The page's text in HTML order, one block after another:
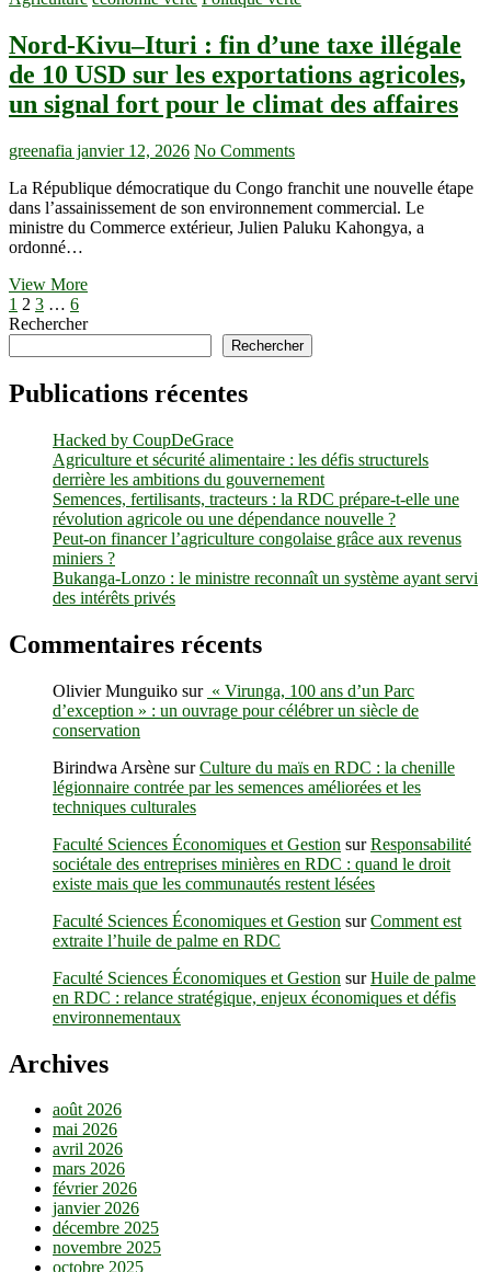
en
RDC
:
alerte
scientifique
une
culture
vitale
pour
l’Afrique
Nord-Kivu–Ituri : fin d’une taxe illégale
de 10 USD sur les exportations agricoles,
un signal fort pour le climat des affaires
greenafia janvier 12, 2026 No Comments
La République démocratique du Congo franchit une nouvelle étape
dans l’assainissement de son environnement commercial. Le
ministre du Commerce extérieur, Julien Paluku Kahongya, a
ordonné…
View MoreNord-
Ituri
fin
d’une
taxe
de
10
USD
sur
les
exportations
agricoles,
un
signal
pour
le
des
affaires
Pagination
des
publications
Previous
page
Page
1 Page
2 Page
3 … Page
6Next
page
Rechercher
Rechercher
Publications récentes
Hacked by CoupDeGrace
Agriculture et sécurité alimentaire : les défis structurels
derrière les ambitions du gouvernement
Semences, fertilisants, tracteurs : la RDC prépare-t-elle une
révolution agricole ou une dépendance nouvelle ?
Peut-on financer l’agriculture congolaise grâce aux revenus
miniers ?
Bukanga-Lonzo : le ministre reconnaît un système ayant servi
des intérêts privés
Commentaires récents
Olivier Munguiko sur « Virunga, 100 ans d’un Parc
d’exception » : un ouvrage pour célébrer un siècle de
conservation
Birindwa Arsène surCulture du maïs en RDC : la chenille
légionnaire contrée par les semences améliorées et les
techniques culturales
Faculté Sciences Économiques et Gestion surResponsabilité
sociétale des entreprises minières en RDC : quand le droit
existe mais que les communautés restent lésées
Faculté Sciences Économiques et Gestion surComment est
extraite l’huile de palme en RDC
Faculté Sciences Économiques et Gestion surHuile de palme
en RDC : relance stratégique, enjeux économiques et défis
environnementaux
Archives
août 2026
mai 2026
avril 2026
mars 2026
février 2026
janvier 2026
décembre 2025
novembre 2025
octobre 2025